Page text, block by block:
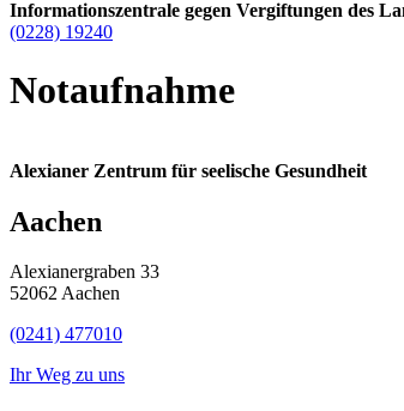
Informationszentrale gegen Vergiftungen des
(0228) 19240
Notaufnahme
Alexianer Zentrum für seelische Gesundheit
Aachen
Alexianergraben 33
52062 Aachen
(0241) 477010
Ihr Weg zu uns